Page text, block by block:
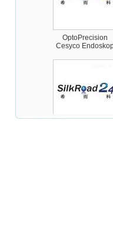
Cesyco Endoskop
HTO 38 内窥镜
Inficon Valve型号